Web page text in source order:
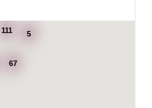
111
67
5